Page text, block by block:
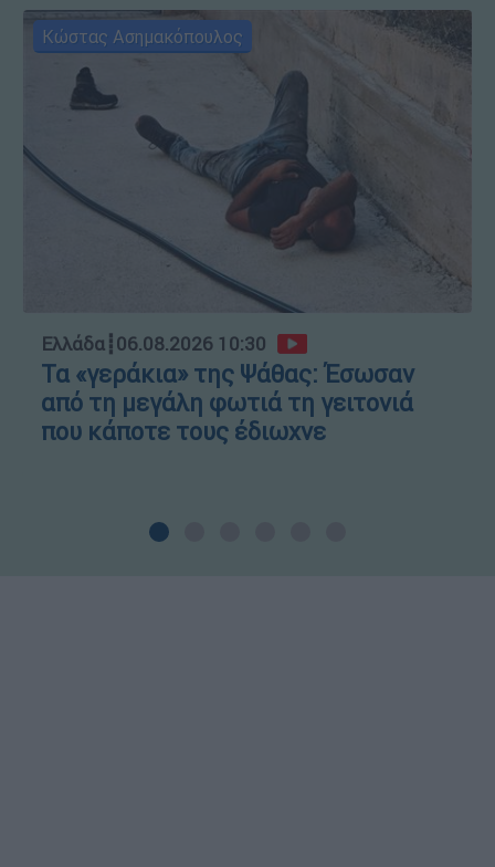
Κώστας Ασημακόπουλος
Ελλάδα┋06.08.2026 10:30
Τα «γεράκια» της Ψάθας: Έσωσαν
από τη μεγάλη φωτιά τη γειτονιά
που κάποτε τους έδιωχνε